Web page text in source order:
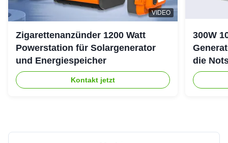
VIDEO
Zigarettenanzünder 1200 Watt
Powerstation für Solargenerator
und Energiespeicher
Kontakt jetzt
300W
die